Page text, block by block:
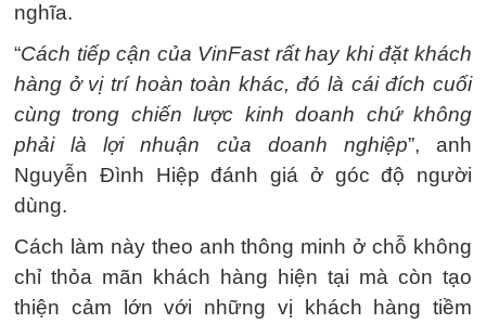
nghĩa.
“Cách tiếp cận của VinFast rất hay khi đặt khách
hàng ở vị trí hoàn toàn khác, đó là cái đích cuối
cùng trong chiến lược kinh doanh chứ không
phải là lợi nhuận của doanh nghiệp”, anh
Nguyễn Đình Hiệp đánh giá ở góc độ người
dùng.
Cách làm này theo anh thông minh ở chỗ không
chỉ thỏa mãn khách hàng hiện tại mà còn tạo
thiện cảm lớn với những vị khách hàng tiềm